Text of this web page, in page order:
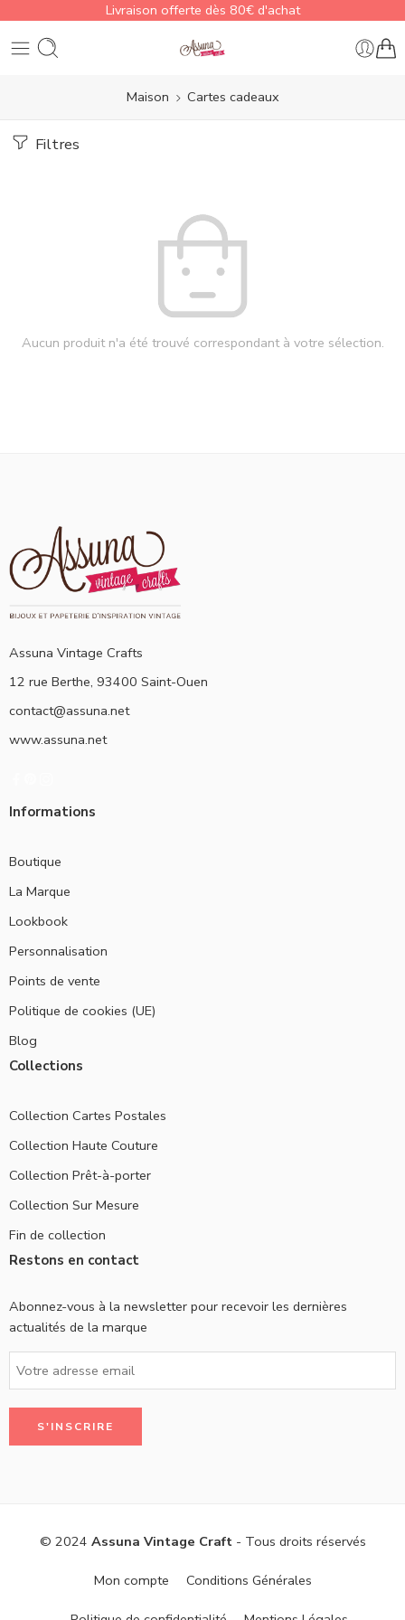
Livraison offerte dès 80€ d'achat
Maison Cartes cadeaux
Filtres
Aucun produit n'a été trouvé correspondant à votre sélection.
Assuna Vintage Crafts
12 rue Berthe, 93400 Saint-Ouen
contact@assuna.net
www.assuna.net
Informations
Boutique
La Marque
Lookbook
Personnalisation
Points de vente
Politique de cookies (UE)
Blog
Collections
Collection Cartes Postales
Collection Haute Couture
Collection Prêt-à-porter
Collection Sur Mesure
Fin de collection
Restons en contact
Abonnez-vous à la newsletter pour recevoir les dernières
actualités de la marque
© 2024 Assuna Vintage Craft- Tous droits réservés
Mon compte Conditions Générales